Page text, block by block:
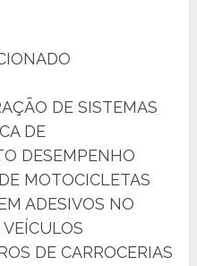
DE SISTEMAS
DE
DESEMPENHO
MOTOCICLETAS
ADESIVOS NO
DE CARROCERIAS